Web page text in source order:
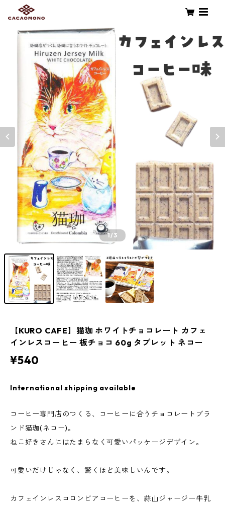
1/3
【KURO CAFE】猫珈 ホワイトチョコレート カフェ
インレスコーヒー 板チョコ 60g タブレット ネコー
¥540
International shipping available
コーヒー専門店のつくる、コーヒーに合うチョコレートブラ
ンド猫珈(ネコー)。
ねこ好きさんにはたまらなく可愛いパッケージデザイン。
可愛いだけじゃなく、驚くほど美味しいんです。
カフェインレスコロンビアコーヒーを、蒜山ジャージー牛乳